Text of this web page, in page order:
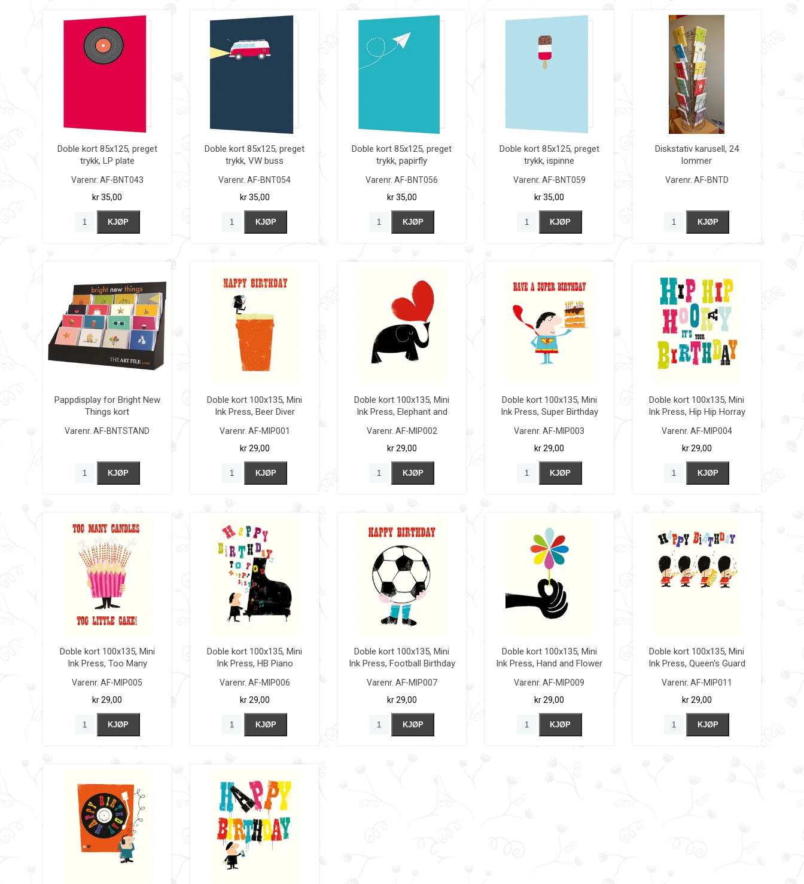
Doble kort 85x125, preget
trykk, LP plate
Varenr. AF-BNT043
kr 35,00
KJØP
Doble kort 85x125, preget
trykk, VW buss
Varenr. AF-BNT054
kr 35,00
KJØP
Doble kort 85x125, preget
trykk, papirfly
Varenr. AF-BNT056
kr 35,00
KJØP
Doble kort 85x125, preget
trykk, ispinne
Varenr. AF-BNT059
kr 35,00
KJØP
Diskstativ karusell, 24
lommer
Varenr. AF-BNTD
KJØP
Pappdisplay for Bright New
Things kort
Varenr. AF-BNTSTAND
KJØP
Doble kort 100x135, Mini
Ink Press, Beer Diver
Varenr. AF-MIP001
kr 29,00
KJØP
Doble kort 100x135, Mini
Ink Press, Elephant and
Varenr. AF-MIP002
kr 29,00
KJØP
Doble kort 100x135, Mini
Ink Press, Super Birthday
Varenr. AF-MIP003
kr 29,00
KJØP
Doble kort 100x135, Mini
Ink Press, Hip Hip Horray
Varenr. AF-MIP004
kr 29,00
KJØP
Doble kort 100x135, Mini
Ink Press, Too Many
Varenr. AF-MIP005
kr 29,00
KJØP
Doble kort 100x135, Mini
Ink Press, HB Piano
Varenr. AF-MIP006
kr 29,00
KJØP
Doble kort 100x135, Mini
Ink Press, Football Birthday
Varenr. AF-MIP007
kr 29,00
KJØP
Doble kort 100x135, Mini
Ink Press, Hand and Flower
Varenr. AF-MIP009
kr 29,00
KJØP
Doble kort 100x135, Mini
Ink Press, Queen's Guard
Varenr. AF-MIP011
kr 29,00
KJØP